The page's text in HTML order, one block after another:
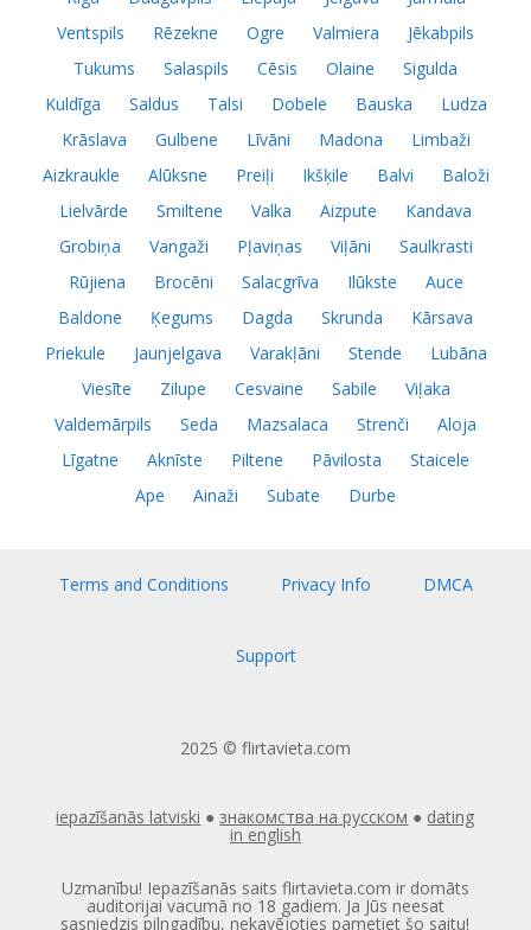
Ventspils
Rēzekne Ogre Valmiera
Jēkabpils
Tukums
Salaspils Cēsis Olaine
Sigulda
Kuldīga
Saldus Talsi Dobele Bauska
Ludza
Krāslava
Gulbene Līvāni Madona
Limbaži
Aizkraukle
Alūksne Preiļi Ikšķile Balvi
Baloži
Lielvārde
Smiltene Valka Aizpute
Kandava
Grobiņa
Vangaži Pļaviņas Viļāni
Saulkrasti
Rūjiena
Brocēni Salacgrīva Ilūkste
Auce
Baldone
Ķegums Dagda Skrunda
Kārsava
Priekule
Jaunjelgava Varakļāni Stende
Lubāna
Viesīte
Zilupe Cesvaine Sabile
Viļaka
Valdemārpils
Seda Mazsalaca Strenči
Aloja
Līgatne
Aknīste Piltene Pāvilosta
Staicele
Ape
Ainaži Subate Durbe
Terms and Conditions Privacy Info DMCA
Support
2025 © flirtavieta.com
iepazīšanās latviski ●знакомства на русском ● dating
in english
Uzmanību! Iepazīšanās saits flirtavieta.com ir domāts
auditorijai vacumā no 18 gadiem. Ja Jūs neesat
sasniedzis pilngadību, nekavējoties pametiet šo saitu!